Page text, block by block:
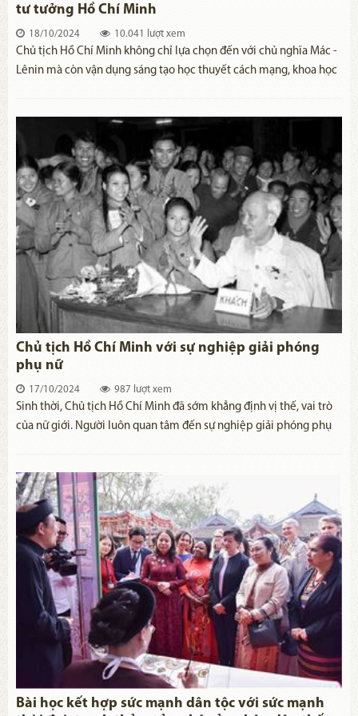
tư tưởng Hồ Chí Minh
18/10/2024 10.041 lượt xem
Chủ tịch Hồ Chí Minh không chỉ lựa chọn đến với chủ nghĩa Mác -
Lênin mà còn vận dụng sáng tạo học thuyết cách mạng, khoa học
Chủ tịch Hồ Chí Minh với sự nghiệp giải phóng
phụ nữ
17/10/2024 987 lượt xem
​Sinh thời, Chủ tịch Hồ Chí Minh đã sớm khẳng định vị thế, vai trò
của nữ giới. Người luôn quan tâm đến sự nghiệp giải phóng phụ
những chỉ dẫn quan trọng đối với công tác bình đẳng giới ở nước
ta hiện nay.
Bài học kết hợp sức mạnh dân tộc với sức mạnh